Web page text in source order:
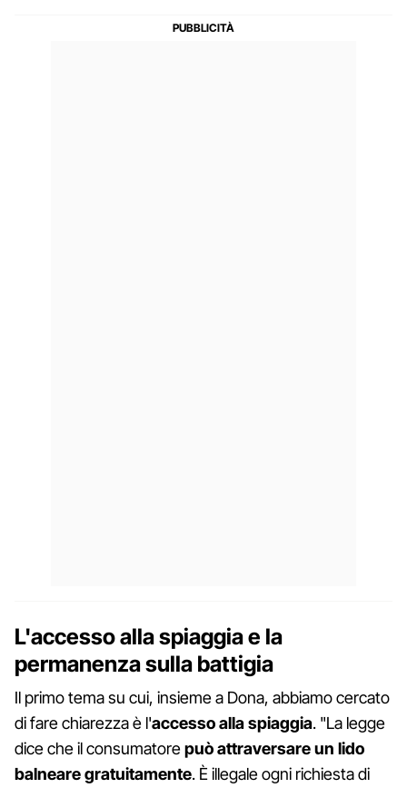
L'accesso alla spiaggia e la
permanenza sulla battigia
Il primo tema su cui, insieme a Dona, abbiamo cercato
di fare chiarezza è l'accesso alla spiaggia. "La legge
dice che il consumatorepuò attraversare un lido
balnearegratuitamente. È illegale ogni richiesta di